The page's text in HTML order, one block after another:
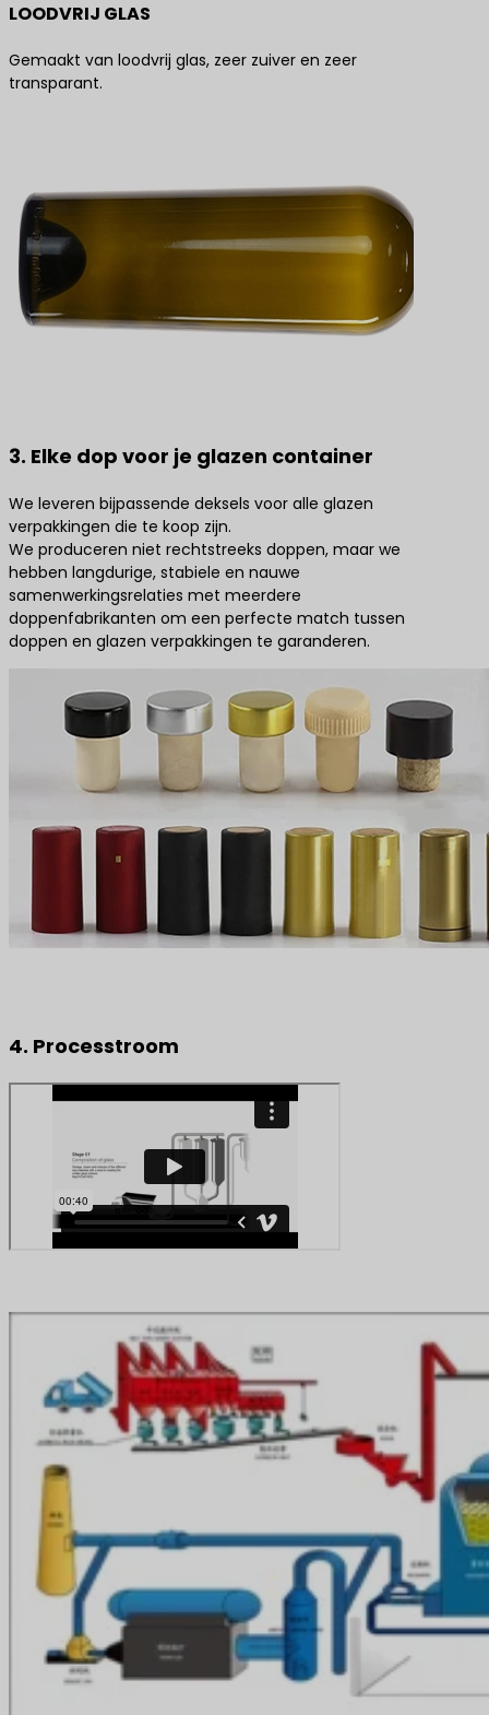
LOODVRIJ GLAS
Gemaakt van loodvrij glas, zeer zuiver en zeer
transparant.
3. Elke dop voor je glazen container
We leveren bijpassende deksels voor alle glazen
verpakkingen die te koop zijn.
We produceren niet rechtstreeks doppen, maar we
hebben langdurige, stabiele en nauwe
samenwerkingsrelaties met meerdere
doppenfabrikanten om een perfecte match tussen
doppen en glazen verpakkingen te garanderen.
4. Processtroom